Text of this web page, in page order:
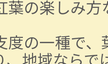
の楽しみ方
度の一種で
地域なら